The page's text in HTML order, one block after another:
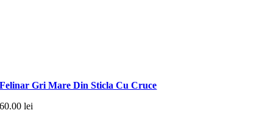
Felinar Gri Mare Din Sticla Cu Cruce
60.00lei